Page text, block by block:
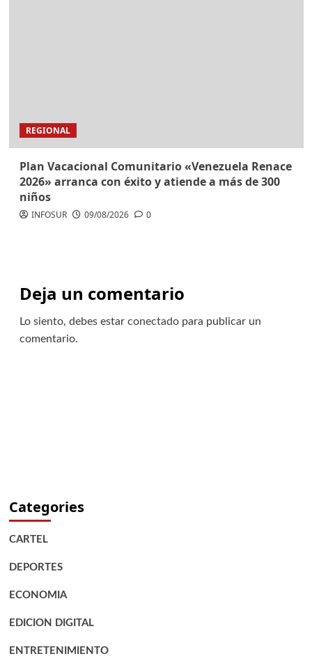
REGIONAL
Plan Vacacional Comunitario «Venezuela Renace
2026» arranca con éxito y atiende a más de 300
niños
INFOSUR 09/08/2026 0
Deja un comentario
Lo siento, debes estar conectadopara publicar un
comentario.
Categories
CARTEL
DEPORTES
ECONOMIA
EDICION DIGITAL
ENTRETENIMIENTO